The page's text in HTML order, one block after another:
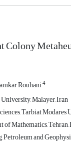
Colony
Rouhani4
Malayer, Iran
Tarbiat
Mathematics,
and